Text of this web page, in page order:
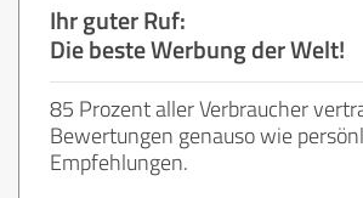
Ihr guter Ruf:
Die beste Werbung der Welt!
85 Prozent aller Verbraucher
Bewertungen genauso wie
Empfehlungen.